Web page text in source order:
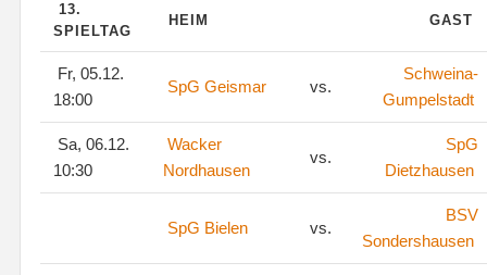
13.
SPIELTAG
HEIM GAST
Fr, 05.12.
18:00
SpG Geismar vs.
Schweina-
Gumpelstadt
Sa, 06.12.
10:30
Wacker
Nordhausen
vs.
SpG
Dietzhausen
SpG Bielen vs.
BSV
Sondershausen